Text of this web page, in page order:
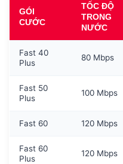
GÓI
CƯỚC
TỐC ĐỘ
TRONG
NƯỚC
Fast 40
Plus
80 Mbps
Fast 50
Plus
100 Mbps
Fast 60 120 Mbps
Fast 60
Plus
120 Mbps